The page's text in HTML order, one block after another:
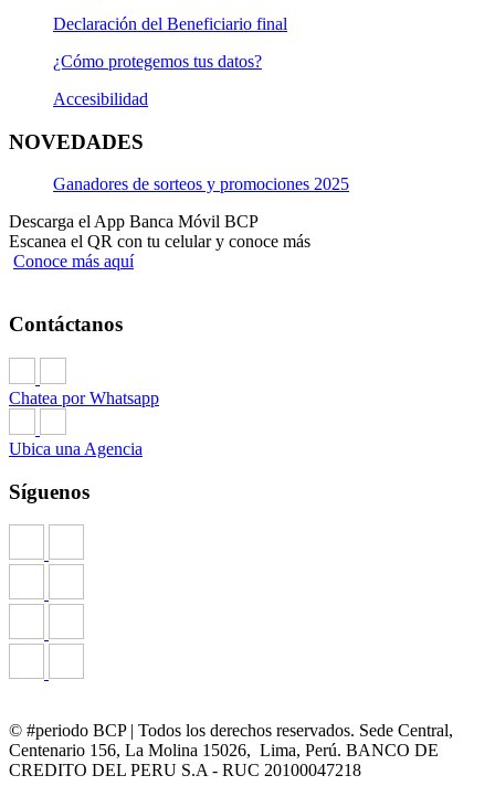
Declaración del Beneficiario final
¿Cómo protegemos tus datos?
Accesibilidad
NOVEDADES
Ganadores de sorteos y promociones 2025
Descarga el App Banca Móvil BCP
Escanea el QR con tu celular y conoce más
Conoce más aquí
Contáctanos
Chatea por Whatsapp
Ubica una Agencia
Síguenos
© #periodo BCP | Todos los derechos reservados. Sede Central,
Centenario 156, La Molina 15026, Lima, Perú. BANCO DE
CREDITO DEL PERU S.A - RUC 20100047218